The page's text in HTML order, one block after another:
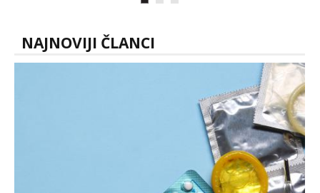
NAJNOVIJI ČLANCI